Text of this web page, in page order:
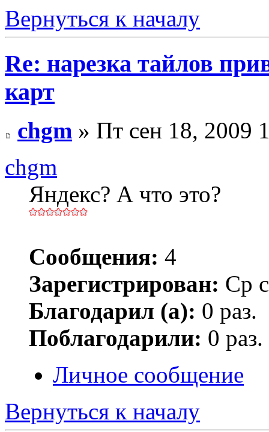
Вернуться к началу
Re: нарезка тайлов
карт
chgm » Пт сен 18, 2009
chgm
Яндекс? А что это?
Сообщения: 4
Зарегистрирован: Ср
Благодарил (а): 0 раз.
Поблагодарили: 0 раз.
Личное сообщение
Вернуться к началу